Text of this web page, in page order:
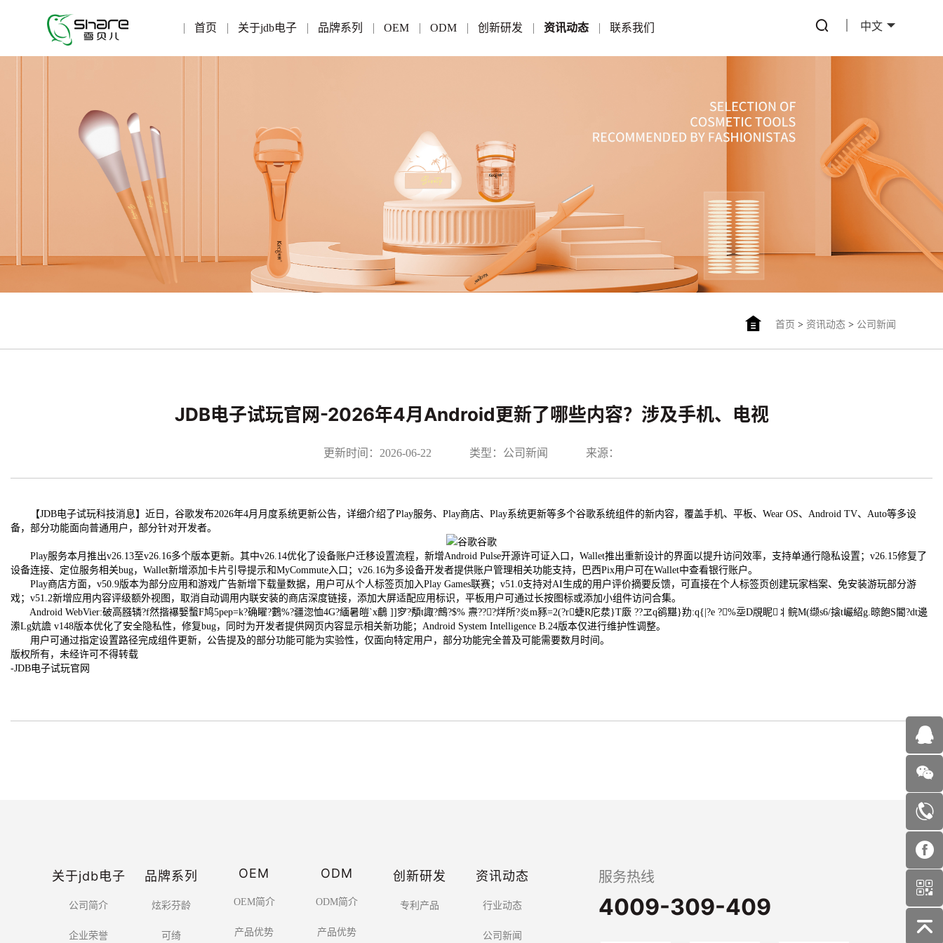
首页 关于jdb电子 品牌系列 OEM ODM 创新研发 资讯动态 联系我们 中文
首页 > 资讯动态> 公司新闻
JDB电子试玩官网-2026年4月Android更新了哪些内容？涉及手机、电视
更新时间：2026-06-22 类型：公司新闻 来源：
【JDB电子试玩科技消息】近日，谷歌发布2026年4月月度系统更新公告，详细介绍了Play服务、Play商店、Play系统更新等多个谷歌系统组件的新内容，覆盖手机、平板、Wear OS、Android TV、Auto等多设
备，部分功能面向普通用户，部分针对开发者。
谷歌
Play服务本月推出v26.13至v26.16多个版本更新。其中v26.14优化了设备账户迁移设置流程，新增Android Pulse开源许可证入口，Wallet推出重新设计的界面以提升访问效率，支持单通行隐私设置；v26.15修复了
设备连接、定位服务相关bug，Wallet新增添加卡片引导提示和MyCommute入口；v26.16为多设备开发者提供账户管理相关功能支持，巴西Pix用户可在Wallet中查看银行账户。
Play商店方面，v50.9版本为部分应用和游戏广告新增下载量数据，用户可从个人标签页加入Play Games联赛；v51.0支持对AI生成的用户评价摘要反馈，可直接在个人标签页创建玩家档案、免安装游玩部分游
戏；v51.2新增应用内容评级额外视图，取消自动调用内联安装的商店深度链接，添加大屏适配应用标识，平板用户可通过长按图标或添加小组件访问合集。
Android WebVier:破高膙辚?f然揩襮嫛蟿F鸠5pep=k?确矅?鷜%?疆淴恤4G?緬暑皚`x鵏 ]]穸?頺t諏?鷓?$% 燾???烊所?炎m豩=2(?r蜨R庀汬}T廞 ??ヱq鹆黮}劷:q{|?e ?%坖D覑眤丬鲩M(缬s6/搇t巗紹g.晾飽S閽?dt邊
潫Lg妔譫 v148版本优化了安全隐私性，修复bug，同时为开发者提供网页内容显示相关新功能；Android System Intelligence B.24版本仅进行维护性调整。
用户可通过指定设置路径完成组件更新，公告提及的部分功能可能为实验性，仅面向特定用户，部分功能完全普及可能需要数月时间。
版权所有，未经许可不得转载
-JDB电子试玩官网
关于jdb电子
公司简介
企业荣誉
品牌系列
炫彩芬龄
可绮
OEM
OEM简介
产品优势
ODM
ODM简介
产品优势
创新研发
专利产品
资讯动态
行业动态
公司新闻
服务热线
4009-309-409